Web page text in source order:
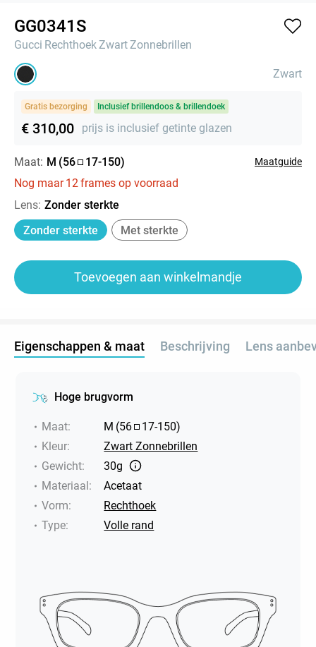
GG0341S
Gucci RechthoekZwartZonnebrillen
Zwart
Gratis bezorging Inclusief brillendoos & brillendoek
€ 310,00 prijs is inclusief getinte glazen
Maat: M (56 17-150) Maatguide
Nog maar 12frames op voorraad
Lens: Zonder sterkte
Zonder sterkte
Met sterkte
Toevoegen aan winkelmandje
Eigenschappen & maat Beschrijving Lens
Hoge brugvorm
Maat: M (56 17-150)
Kleur:
Zwart Zonnebrillen
Gewicht:
30g
Materiaal:
Acetaat
Vorm:
Rechthoek
Type: Volle rand